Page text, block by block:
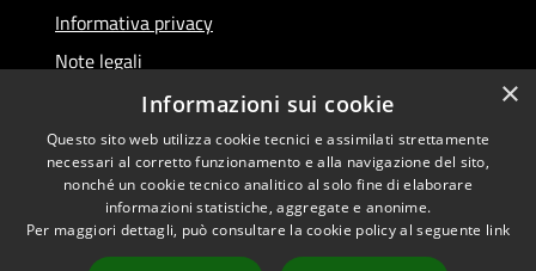
Informativa privacy
Note legali
Dichiarazione di accessibilità
RSS
Accessibilità
Copyright © 2026 • Comune di
×
Informazioni sui cookie
Questo sito web utilizza cookie tecnici e assimilati strettamente
necessari al corretto funzionamento e alla navigazione del sito,
nonché un cookie tecnico analitico al solo fine di elaborare
informazioni statistiche, aggregate e anonime.
Per maggiori dettagli, può consultare la cookie policy al seguente link